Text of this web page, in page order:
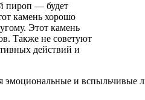
пироп — будет
камень хорошо
Этот камень
Также не советуют
действий и
эмоциональные и